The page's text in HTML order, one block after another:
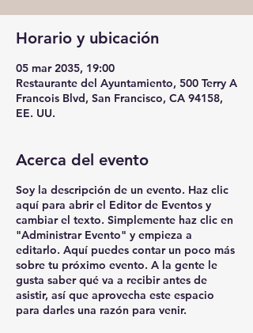
Horario y ubicación
05 mar 2035, 19:00
Restaurante del Ayuntamiento, 500 Terry A
Francois Blvd, San Francisco, CA 94158,
EE. UU.
Acerca del evento
Soy la descripción de un evento. Haz clic
aquí para abrir el Editor de Eventos y
cambiar el texto. Simplemente haz clic en
"Administrar Evento" y empieza a
editarlo. Aquí puedes contar un poco más
sobre tu próximo evento. A la gente le
gusta saber qué va a recibir antes de
asistir, así que aprovecha este espacio
para darles una razón para venir.